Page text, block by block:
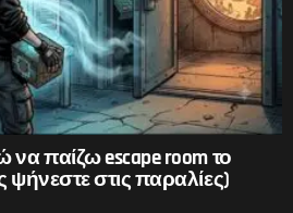
παίζω escape room το
ψήνεστε στις παραλίες)